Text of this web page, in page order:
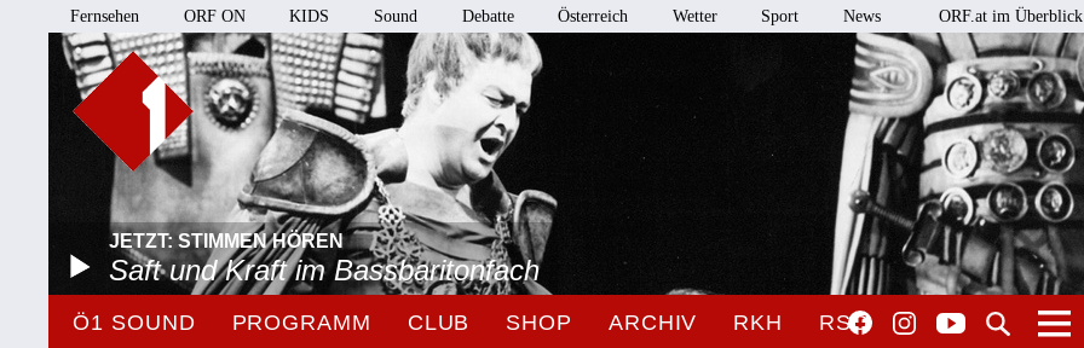
Fernsehen ORF ON KIDS Sound Debatte Österreich Wetter Sport News ORF.at im Überblick
JETZT: STIMMEN HÖREN
Saft und Kraft im Bassbaritonfach
Ö1 SOUND PROGRAMM CLUB SHOP ARCHIV RKH RSO